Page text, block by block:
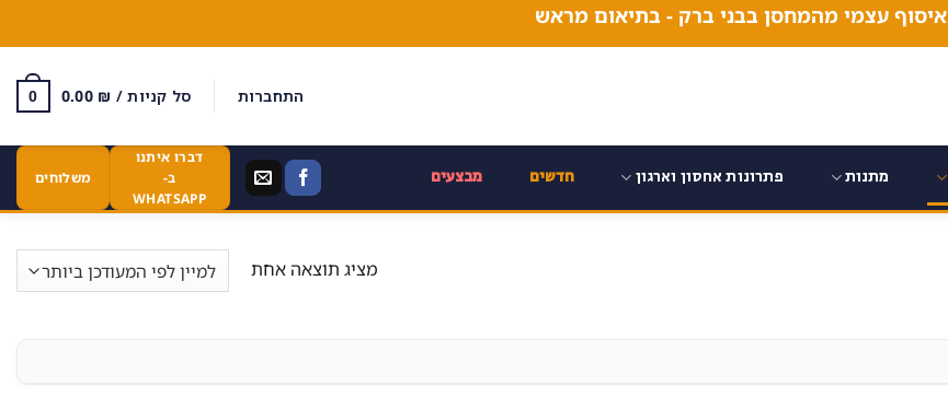
איסוף עצמי מהמחסן בבני ברק - בתיאום מראש
התחברות סל קניות / 0.00 ₪
0
מתנות פתרונות אחסון וארגון חדשים מבצעים
דברו איתנו
ב-
WHATSAPP
משלוחים
מציג תוצאה אחת